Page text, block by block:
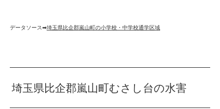
データソース➡︎埼玉県比企郡嵐山町の小学校・中学校通学区域
埼玉県比企郡嵐山町むさし台の水害